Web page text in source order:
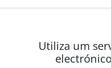
Utiliza um